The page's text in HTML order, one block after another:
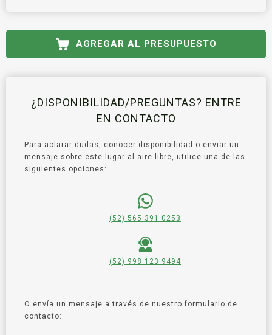
AGREGAR AL PRESUPUESTO
¿DISPONIBILIDAD/PREGUNTAS? ENTRE
EN CONTACTO
Para aclarar dudas, conocer disponibilidad o enviar un
mensaje sobre este lugar al aire libre, utilice una de las
siguientes opciones:
(52) 565 391 0253
(52) 998 123 9494
O envía un mensaje a través de nuestro formulario de
contacto: